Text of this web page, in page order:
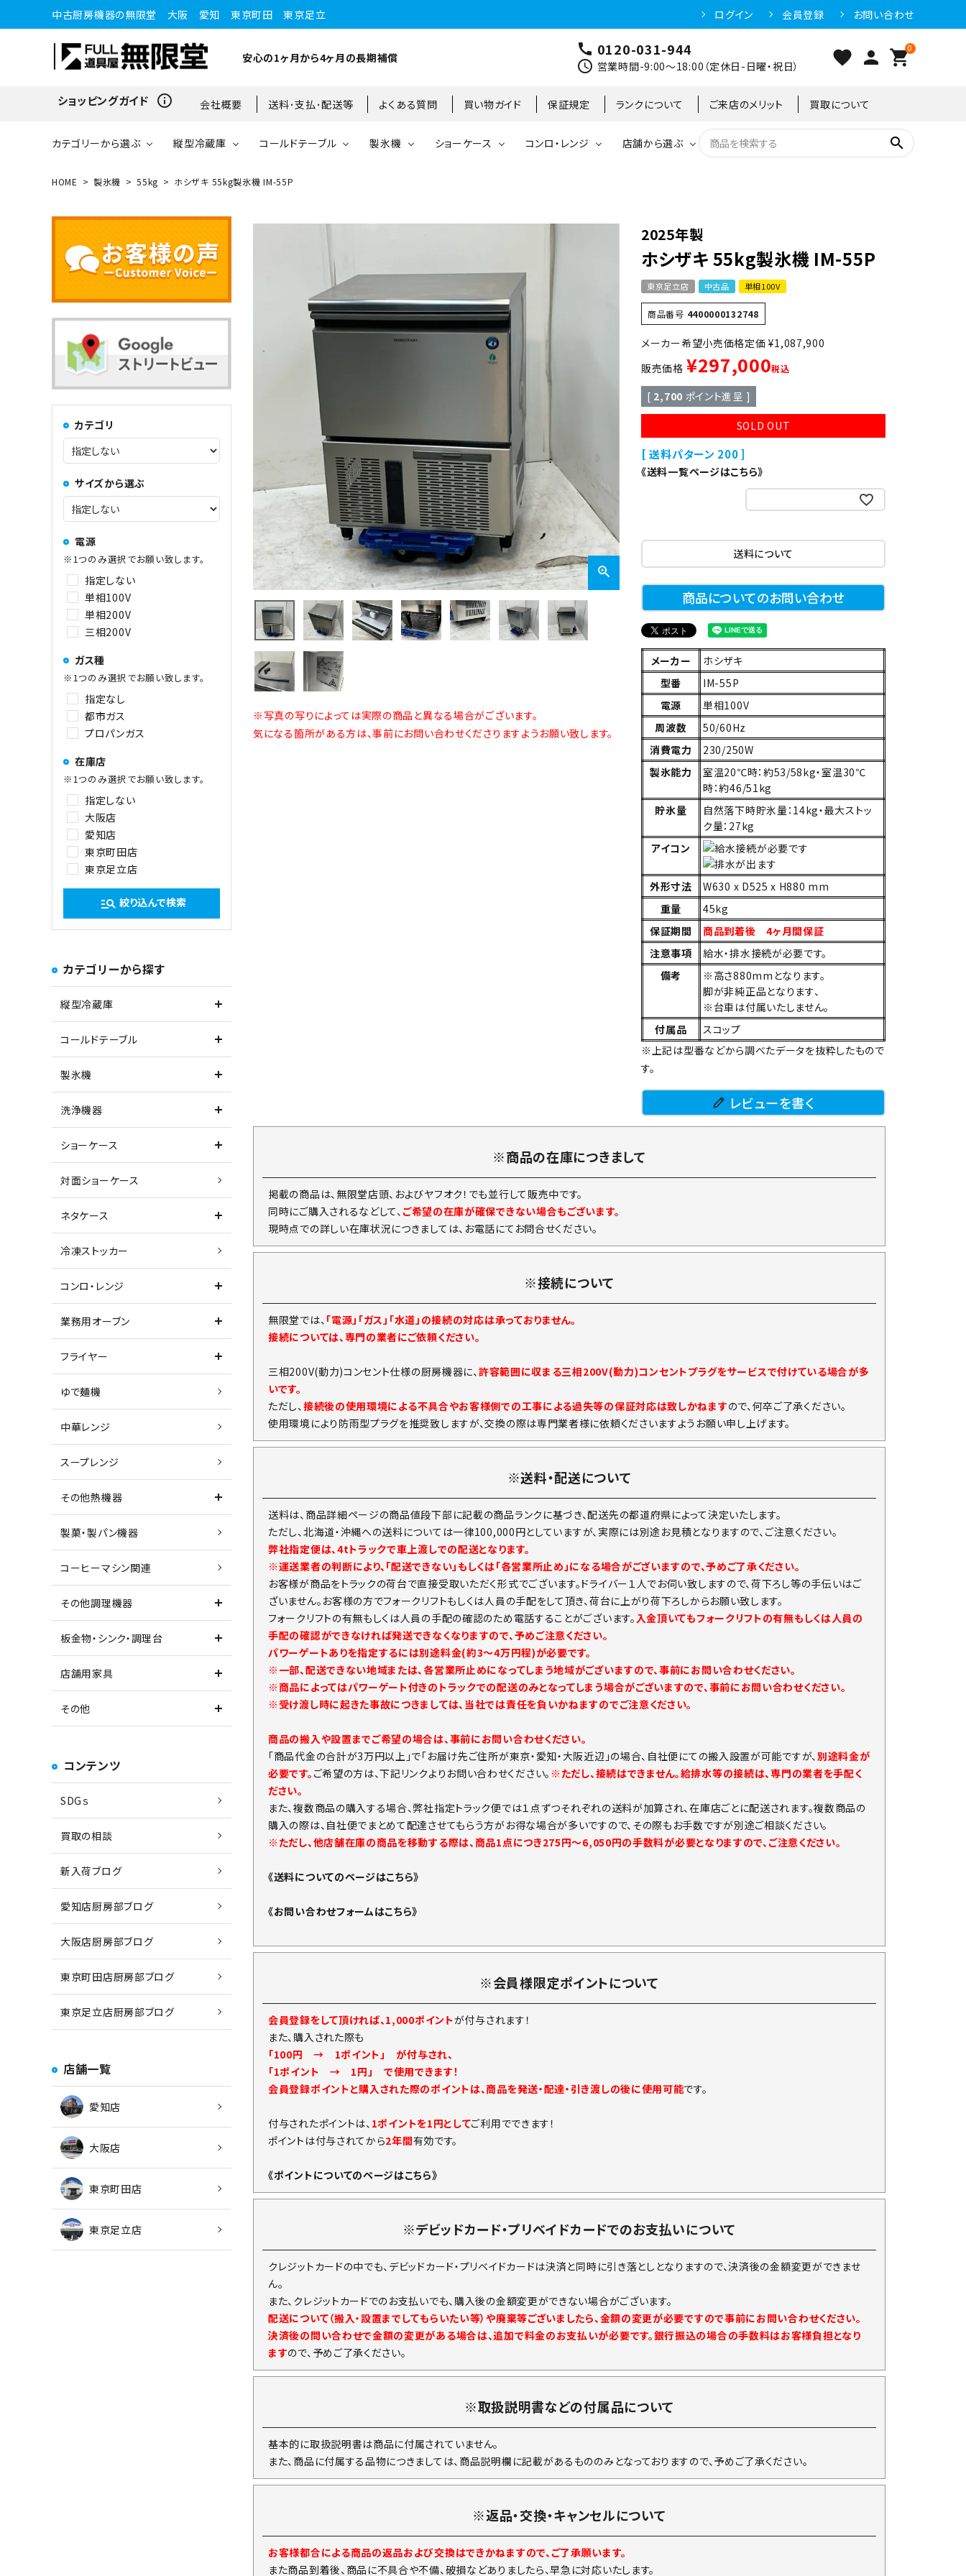
中古厨房機器の無限堂 大阪 愛知 東京町田 東京足立 ログイン 会員登録 お問い合わせ
安心の1ヶ月から4ヶ月の長期補償 call 0120-031-944
schedule 営業時間-9:00～18:00（定休日-日曜・祝日） favorite person 0
shopping_cart
ショッピングガイド info_outline 会社概要 送料･支払･配送等 よくある質問 買い物ガイド 保証規定 ランクについて ご来店のメリット 買取について
カテゴリーから選ぶ
ショーケース 対面ショーケース ネタケース 冷凍ストッカー
コンロ・レンジ 業務用オーブン フライヤー ゆで麺機
その他熱機器
コーヒーマシン関連 その他調理機器 板金物・シンク・調理台 店舗用家具
その他
縦型冷蔵庫
ブラストチラー・ショックフ
リーザー
コールドテーブル
ドロワータイプ・他
製氷機
65kg 75kg 85kg 95kg
100kg以上 チップ・フレークアイス ビッグアイス・その他異形
ショーケース
ワインセラー・ワインクーラ
ー
ホットショーケース
コンロ・レンジ 店舗から選ぶ search
HOME 製氷機 55kg ホシザキ 55kg製氷機 IM-55P
カテゴリ
サイズから選ぶ
電源
※1つのみ選択でお願い致します。
指定しない
単相100V
単相200V
三相200V
ガス種
※1つのみ選択でお願い致します。
指定なし
都市ガス
プロパンガス
在庫店
※1つのみ選択でお願い致します。
指定しない
大阪店
愛知店
東京町田店
東京足立店
manage_search 絞り込んで検索
カテゴリーから探す
縦型冷蔵庫
コールドテーブル
製氷機
洗浄機器
ショーケース
対面ショーケース
ネタケース
冷凍ストッカー
コンロ・レンジ
業務用オーブン
フライヤー
ゆで麺機
中華レンジ
スープレンジ
その他熱機器
製菓・製パン機器
コーヒーマシン関連
その他調理機器
板金物・シンク・調理台
店舗用家具
その他
コンテンツ
SDGｓ
買取の相談
新入荷ブログ
愛知店厨房部ブログ
大阪店厨房部ブログ
東京町田店厨房部ブログ
東京足立店厨房部ブログ
店舗一覧
愛知店
大阪店
東京町田店
東京足立店
※写真の写りによっては実際の商品と異なる場合がございます。
気になる箇所がある方は、事前にお問い合わせくださりますようお願い致します。
2025年製
ホシザキ 55kg製氷機 IM-55P
東京足立店 中古品 単相100V
商品番号 4400000132748
定価 ¥1,087,900
販売価格 ¥297,000税込
[ 2,700 ポイント進呈 ]
SOLD OUT
送料パターン 200
《送料一覧ページはこちら》
送料について
商品についてのお問い合わせ
メーカー
ホシザキ
型番
IM-55P
電源
単相100V
周波数
50/60Hz
消費電力
230/250W
製氷能力
室温20℃時：約53/58kg・室温30℃
時：約46/51kg
貯氷量
自然落下時貯氷量：14kg・最大ストッ
ク量：27kg
アイコン
外形寸法
W630 x D525 x H880 mm
重量
45kg
保証期間
商品到着後 4ヶ月間保証
注意事項
給水・排水接続が必要です。
備考
※高さ880mmとなります。
脚が非純正品となります、
※台車は付属いたしません。
付属品
スコップ
※上記は型番などから調べたデータを抜粋したもので
す。
レビューを書く
※商品の在庫につきまして
掲載の商品は、無限堂店頭、およびヤフオク！でも並行して販売中です。
同時にご購入されるなどして、 ご希望の在庫が確保できない場合もございます。
現時点での詳しい在庫状況につきましては、お電話にてお問合せください。
※接続について
無限堂では、 「電源」「ガス」「水道」の接続の対応は承っておりません。
接続については、専門の業者にご依頼ください。
三相200V(動力)コンセント仕様の厨房機器に、 許容範囲に収まる三相200V(動力)コンセントプラグをサービスで付けている場合が多
いです。
ただし、 接続後の使用環境による不具合やお客様側での工事による過失等の保証対応は致しかねますので、何卒ご了承ください。
使用環境により防雨型プラグを推奨致しますが、交換の際は専門業者様に依頼くださいますようお願い申し上げます。
※送料・配送について
送料は、商品詳細ページの商品値段下部に記載の商品ランクに基づき、配送先の都道府県によって決定いたします。
ただし、北海道・沖縄への送料については一律100,000円としていますが、実際には別途お見積となりますので、ご注意ください。
弊社指定便は、4tトラックで車上渡しでの配送となります。
※運送業者の判断により、「配送できない」もしくは「各営業所止め」になる場合がございますので、予めご了承ください。
お客様が商品をトラックの荷台で直接受取いただく形式でございます。ドライバー１人でお伺い致しますので、荷下ろし等の手伝いはご
ざいません。お客様の方でフォークリフトもしくは人員の手配をして頂き、荷台に上がり荷下ろしからお願い致します。
フォークリフトの有無もしくは人員の手配の確認のため電話することがございます。 入金頂いてもフォークリフトの有無もしくは人員の
手配の確認ができなければ発送できなくなりますので、予めご注意ください。
パワーゲートありを指定するには別途料金(約3～4万円程)が必要です。
※一部、配送できない地域または、各営業所止めになってしまう地域がございますので、事前にお問い合わせください。
※商品によってはパワーゲート付きのトラックでの配送のみとなってしまう場合がございますので、事前にお問い合わせください。
※受け渡し時に起きた事故につきましては、当社では責任を負いかねますのでご注意ください。
商品の搬入や設置までご希望の場合は、事前にお問い合わせください。
「商品代金の合計が3万円以上」で「お届け先ご住所が東京・愛知・大阪近辺」の場合、自社便にての搬入設置が可能ですが、 別途料金が
必要です。 ご希望の方は、下記リンクよりお問い合わせください。 ※ただし、接続はできません。給排水等の接続は、専門の業者を手配く
ださい。
また、複数商品の購入する場合、弊社指定トラック便では１点ずつそれぞれの送料が加算され、在庫店ごとに配送されます。複数商品の
購入の際は、自社便でまとめて配達させてもらう方がお得な場合が多いですので、その際もお手数ですが別途ご相談ください。
※ただし、他店舗在庫の商品を移動する際は、商品1点につき275円～6,050円の手数料が必要となりますので、ご注意ください。
《送料についてのページはこちら》
《お問い合わせフォームはこちら》
※会員様限定ポイントについて
会員登録をして頂ければ、1,000ポイントが付与されます！
また、購入された際も
「100円 → 1ポイント」 が付与され、
「1ポイント → 1円」 で使用できます！
会員登録ポイントと購入された際のポイントは、商品を発送・配達・引き渡しの後に使用可能です。
付与されたポイントは、 1ポイントを1円としてご利用でできます！
ポイントは付与されてから2年間有効です。
《ポイントについてのページはこちら》
※デビッドカード・プリベイドカードでのお支払いについて
クレジットカードの中でも、デビッドカード・プリベイドカードは決済と同時に引き落としとなりますので、決済後の金額変更ができませ
ん。
また、クレジットカードでのお支払いでも、購入後の金額変更ができない場合がございます。
配送について（搬入・設置までしてもらいたい等）や廃棄等ございましたら、金額の変更が必要ですので事前にお問い合わせください。
決済後の問い合わせで金額の変更がある場合は、追加で料金のお支払いが必要です。銀行振込の場合の手数料はお客様負担となり
ますので、予めご了承ください。
※取扱説明書などの付属品について
基本的に取扱説明書は商品に付属されていません。
また、商品に付属する品物につきましては、商品説明欄に記載があるもののみとなっておりますので、予めご了承ください。
※返品・交換・キャンセルについて
お客様都合による商品の返品および交換はできかねますので、ご了承願います。
また商品到着後、商品に不具合や不備、破損などありましたら、早急に対応いたします。